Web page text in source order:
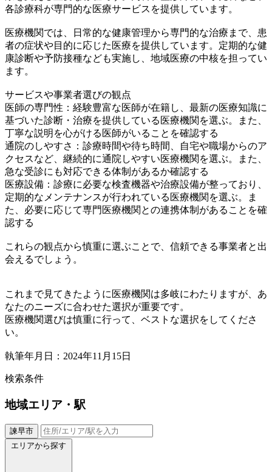
各診療科が専門的な医療サービスを提供しています。
医療機関では、日常的な健康管理から専門的な治療まで、患
者の症状や目的に応じた医療を提供しています。定期的な健
康診断や予防接種なども実施し、地域医療の中核を担ってい
ます。
サービスや事業者選びの観点
医師の専門性：経験豊富な医師が在籍し、最新の医療知識に
基づいた診断・治療を提供している医療機関を選ぶ。また、
丁寧な説明を心がける医師がいることを確認する
通院のしやすさ：診療時間や待ち時間、自宅や職場からのア
クセスなど、継続的に通院しやすい医療機関を選ぶ。また、
急な受診にも対応できる体制があるか確認する
医療設備：診療に必要な検査機器や治療設備が整っており、
定期的なメンテナンスが行われている医療機関を選ぶ。ま
た、必要に応じて専門医療機関との連携体制があることを確
認する
これらの観点から慎重に選ぶことで、信頼できる事業者と出
会えるでしょう。
これまで見てきたように医療機関は多岐にわたりますが、あ
なたのニーズに合わせた選択が重要です。
医療機関選びは慎重に行って、ベストな選択をしてくださ
い。
執筆年月日：2024年11月15日
検索条件
地域エリア・駅
諫早市
エリアから探す